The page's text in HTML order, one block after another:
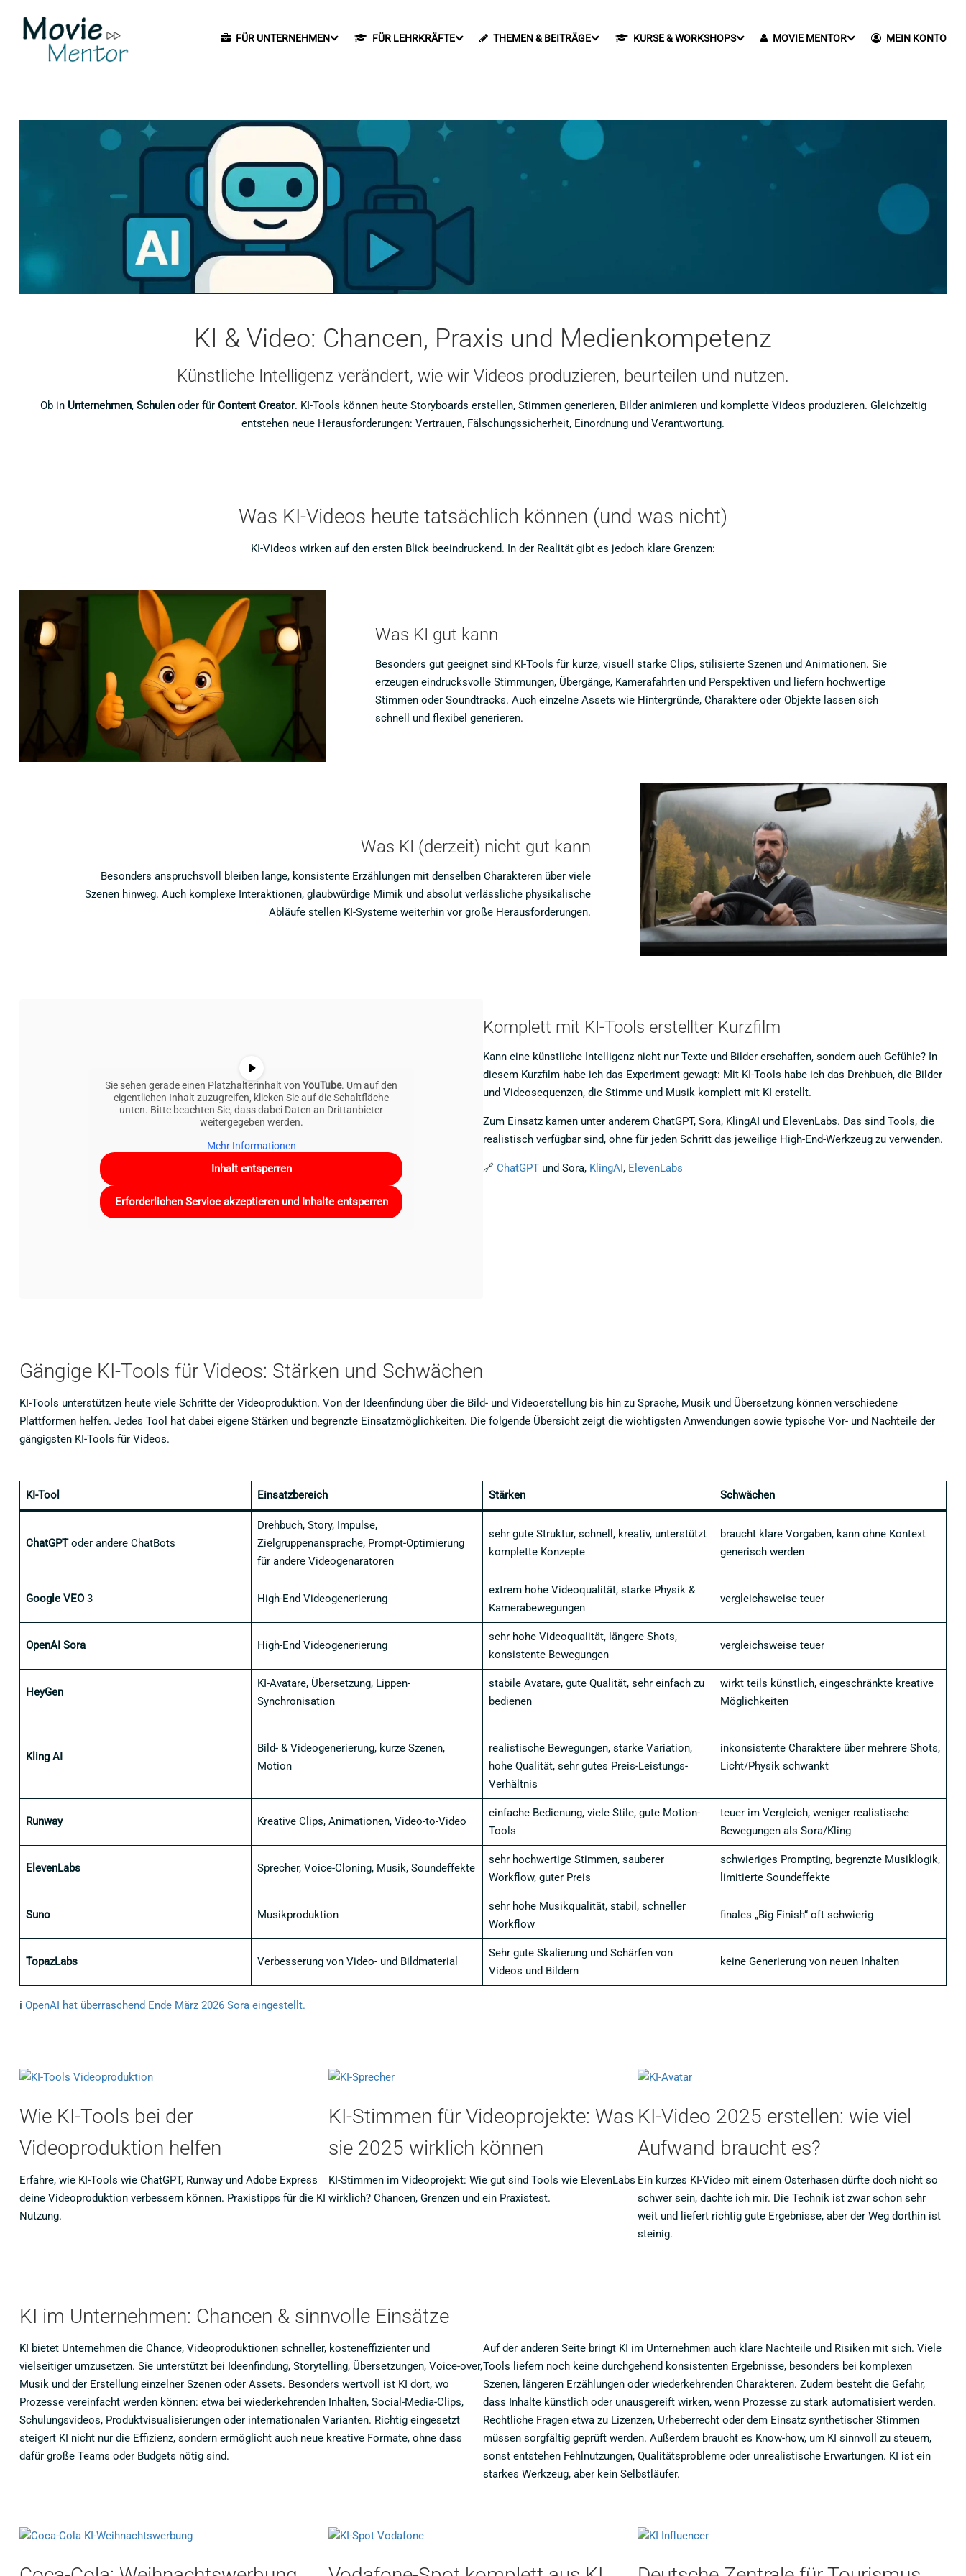
FÜR UNTERNEHMEN FÜR LEHRKRÄFTE THEMEN & BEITRÄGE KURSE & WORKSHOPS MOVIE MENTOR MEIN KONTO
KI & Video: Chancen, Praxis und Medienkompetenz
Künstliche Intelligenz verändert, wie wir Videos produzieren, beurteilen und nutzen.
Ob in Unternehmen, Schulenoder für Content Creator. KI-Tools können heute Storyboards erstellen, Stimmen generieren, Bilder animieren und komplette Videos produzieren. Gleichzeitig
entstehen neue Herausforderungen: Vertrauen, Fälschungssicherheit, Einordnung und Verantwortung.
Was KI-Videos heute tatsächlich können (und was nicht)
KI-Videos wirken auf den ersten Blick beeindruckend. In der Realität gibt es jedoch klare Grenzen:
Was KI gut kann
Besonders gut geeignet sind KI-Tools für kurze, visuell starke Clips, stilisierte Szenen und Animationen. Sie
erzeugen eindrucksvolle Stimmungen, Übergänge, Kamerafahrten und Perspektiven und liefern hochwertige
Stimmen oder Soundtracks. Auch einzelne Assets wie Hintergründe, Charaktere oder Objekte lassen sich
schnell und flexibel generieren.
Was KI (derzeit) nicht gut kann
Besonders anspruchsvoll bleiben lange, konsistente Erzählungen mit denselben Charakteren über viele
Szenen hinweg. Auch komplexe Interaktionen, glaubwürdige Mimik und absolut verlässliche physikalische
Abläufe stellen KI-Systeme weiterhin vor große Herausforderungen.
Sie sehen gerade einen Platzhalterinhalt von YouTube. Um auf den
eigentlichen Inhalt zuzugreifen, klicken Sie auf die Schaltfläche
unten. Bitte beachten Sie, dass dabei Daten an Drittanbieter
weitergegeben werden.
Mehr Informationen
Inhalt entsperren
Erforderlichen Service akzeptieren und Inhalte entsperren
Komplett mit KI-Tools erstellter Kurzfilm
Kann eine künstliche Intelligenz nicht nur Texte und Bilder erschaffen, sondern auch Gefühle? In
diesem Kurzfilm habe ich das Experiment gewagt: Mit KI-Tools habe ich das Drehbuch, die Bilder
und Videosequenzen, die Stimme und Musik komplett mit KI erstellt.
Zum Einsatz kamen unter anderem ChatGPT, Sora, KlingAI und ElevenLabs. Das sind Tools, die
realistisch verfügbar sind, ohne für jeden Schritt das jeweilige High-End-Werkzeug zu verwenden.
🔗 ChatGPT und Sora, KlingAI, ElevenLabs
Gängige KI-Tools für Videos: Stärken und Schwächen
KI-Tools unterstützen heute viele Schritte der Videoproduktion. Von der Ideenfindung über die Bild- und Videoerstellung bis hin zu Sprache, Musik und Übersetzung können verschiedene
Plattformen helfen. Jedes Tool hat dabei eigene Stärken und begrenzte Einsatzmöglichkeiten. Die folgende Übersicht zeigt die wichtigsten Anwendungen sowie typische Vor- und Nachteile der
gängigsten KI-Tools für Videos.
KI-Tool Einsatzbereich Stärken Schwächen
ChatGPToder andere ChatBots
Drehbuch, Story, Impulse,
Zielgruppenansprache, Prompt-Optimierung
für andere Videogenaratoren
sehr gute Struktur, schnell, kreativ, unterstützt
komplette Konzepte
braucht klare Vorgaben, kann ohne Kontext
generisch werden
Google VEO3 High-End Videogenerierung
extrem hohe Videoqualität, starke Physik &
Kamerabewegungen
vergleichsweise teuer
OpenAI Sora High-End Videogenerierung
sehr hohe Videoqualität, längere Shots,
konsistente Bewegungen
vergleichsweise teuer
HeyGen
KI-Avatare, Übersetzung, Lippen-
Synchronisation
stabile Avatare, gute Qualität, sehr einfach zu
bedienen
wirkt teils künstlich, eingeschränkte kreative
Möglichkeiten
Kling AI
Bild- & Videogenerierung, kurze Szenen,
Motion
realistische Bewegungen, starke Variation,
hohe Qualität, sehr gutes Preis-Leistungs-
Verhältnis
inkonsistente Charaktere über mehrere Shots,
Licht/Physik schwankt
Runway Kreative Clips, Animationen, Video-to-Video
einfache Bedienung, viele Stile, gute Motion-
Tools
teuer im Vergleich, weniger realistische
Bewegungen als Sora/Kling
ElevenLabs Sprecher, Voice-Cloning, Musik, Soundeffekte
sehr hochwertige Stimmen, sauberer
Workflow, guter Preis
schwieriges Prompting, begrenzte Musiklogik,
limitierte Soundeffekte
Suno Musikproduktion
sehr hohe Musikqualität, stabil, schneller
Workflow
finales „Big Finish“ oft schwierig
TopazLabs Verbesserung von Video- und Bildmaterial
Sehr gute Skalierung und Schärfen von
Videos und Bildern
keine Generierung von neuen Inhalten
ℹ️ OpenAI hat überraschend Ende März 2026 Sora eingestellt.
Wie KI-Tools bei der
Videoproduktion helfen
Erfahre, wie KI-Tools wie ChatGPT, Runway und Adobe Express
deine Videoproduktion verbessern können. Praxistipps für die KI
Nutzung.
KI-Stimmen für Videoprojekte: Was
sie 2025 wirklich können
KI-Stimmen im Videoprojekt: Wie gut sind Tools wie ElevenLabs
wirklich? Chancen, Grenzen und ein Praxistest.
KI-Video 2025 erstellen: wie viel
Aufwand braucht es?
Ein kurzes KI-Video mit einem Osterhasen dürfte doch nicht so
schwer sein, dachte ich mir. Die Technik ist zwar schon sehr
weit und liefert richtig gute Ergebnisse, aber der Weg dorthin ist
steinig.
KI im Unternehmen: Chancen & sinnvolle Einsätze
KI bietet Unternehmen die Chance, Videoproduktionen schneller, kosteneffizienter und
vielseitiger umzusetzen. Sie unterstützt bei Ideenfindung, Storytelling, Übersetzungen, Voice-over,
Musik und der Erstellung einzelner Szenen oder Assets. Besonders wertvoll ist KI dort, wo
Prozesse vereinfacht werden können: etwa bei wiederkehrenden Inhalten, Social-Media-Clips,
Schulungsvideos, Produktvisualisierungen oder internationalen Varianten. Richtig eingesetzt
steigert KI nicht nur die Effizienz, sondern ermöglicht auch neue kreative Formate, ohne dass
dafür große Teams oder Budgets nötig sind.
Auf der anderen Seite bringt KI im Unternehmen auch klare Nachteile und Risiken mit sich. Viele
Tools liefern noch keine durchgehend konsistenten Ergebnisse, besonders bei komplexen
Szenen, längeren Erzählungen oder wiederkehrenden Charakteren. Zudem besteht die Gefahr,
dass Inhalte künstlich oder unausgereift wirken, wenn Prozesse zu stark automatisiert werden.
Rechtliche Fragen etwa zu Lizenzen, Urheberrecht oder dem Einsatz synthetischer Stimmen
müssen sorgfältig geprüft werden. Außerdem braucht es Know-how, um KI sinnvoll zu steuern,
sonst entstehen Fehlnutzungen, Qualitätsprobleme oder unrealistische Erwartungen. KI ist ein
starkes Werkzeug, aber kein Selbstläufer.